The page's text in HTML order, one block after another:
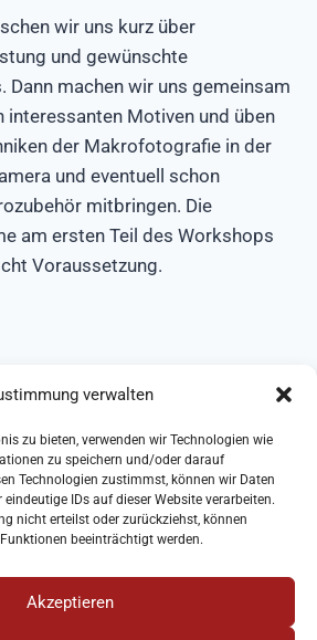
verwalten
zu bieten, verwenden wir Technologien wie
zu speichern und/oder darauf
Technologien zustimmst, können wir Daten
IDs auf dieser Website verarbeiten.
nicht erteilst oder zurückziehst, können
beeinträchtigt werden.
Akzeptieren
wir uns kurz über
und gewünschte
Dann machen wir uns gemeinsam
interessanten Motiven und üben
der Makrofotografie in der
und eventuell schon
mitbringen. Die
am ersten Teil des Workshops
Voraussetzung.
10, 82362 Weilheim - Mail:
- Tel.: 0881 / 927 97 63
karinknoethig